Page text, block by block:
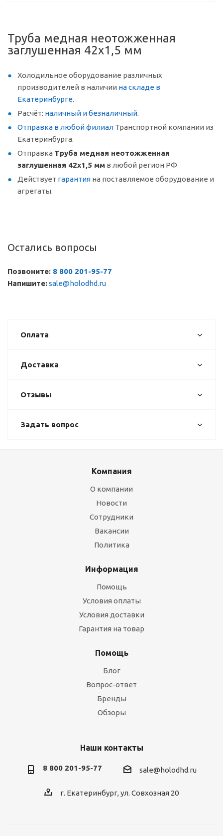
Труба медная неотожженная
заглушенная 42х1,5 мм
Холодильное оборудование различных
производителей в наличии на складе в
Екатеринбурге.
Расчёт: наличный и безналичный.
Отправка в любой филиал Транспортной компании из
Екатеринбурга.
Отправка Труба медная неотожженная
заглушенная 42х1,5 мм в любой регион РФ
Действует гарантия на поставляемое оборудование и
агрегаты.
Остались вопросы
Позвоните: 8 800 201-95-77
Напишите:sale@holodhd.ru
Оплата
Доставка
Отзывы
Задать вопрос
Компания
О компании
Новости
Сотрудники
Вакансии
Политика
Информация
Помощь
Условия оплаты
Условия доставки
Гарантия на товар
Помощь
Блог
Вопрос-ответ
Бренды
Обзоры
Наши контакты
8 800 201-95-77 sale@holodhd.ru
г. Екатеринбург, ул. Совхозная 20